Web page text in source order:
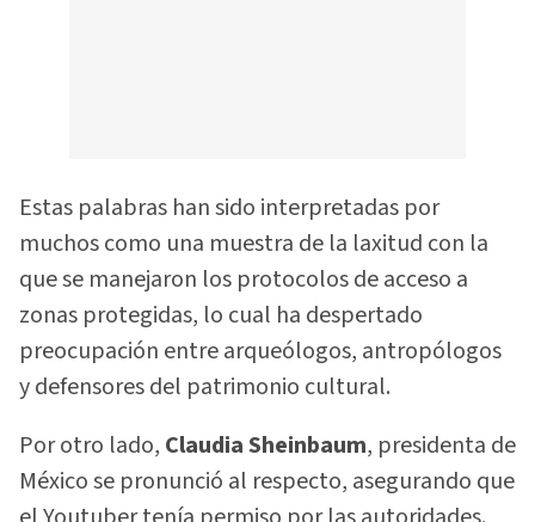
Estas palabras han sido interpretadas por
muchos como una muestra de la laxitud con la
que se manejaron los protocolos de acceso a
zonas protegidas, lo cual ha despertado
preocupación entre arqueólogos, antropólogos
y defensores del patrimonio cultural.
Por otro lado, Claudia Sheinbaum, presidenta de
México se pronunció al respecto, asegurando que